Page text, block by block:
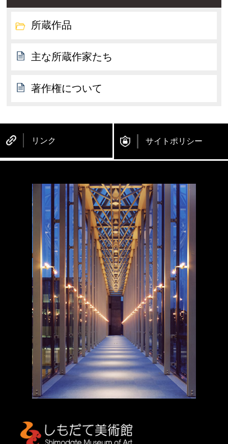
所蔵作品
主な所蔵作家たち
著作権について
リンク サイトポリシー
しもだて美術館